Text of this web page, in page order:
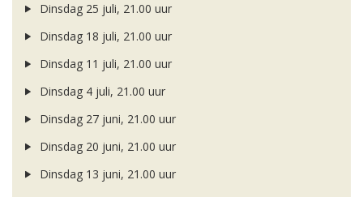
Dinsdag 25 juli, 21.00 uur
Dinsdag 18 juli, 21.00 uur
Dinsdag 11 juli, 21.00 uur
Dinsdag 4 juli, 21.00 uur
Dinsdag 27 juni, 21.00 uur
Dinsdag 20 juni, 21.00 uur
Dinsdag 13 juni, 21.00 uur